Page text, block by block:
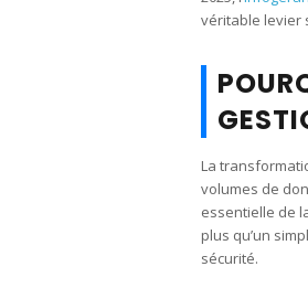
véritable levier
La
volumes de
essentielle de
plus qu’un
sécurité.